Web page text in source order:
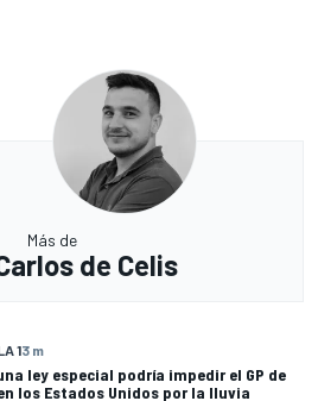
Más de
de Celis
13 m
ley especial podría impedir el GP de
los Estados Unidos por la lluvia